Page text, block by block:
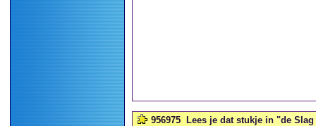
956975 Lees je dat stukje in "de